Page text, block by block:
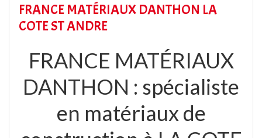
FRANCE MATÉRIAUX DANTHON LA
COTE ST ANDRE
FRANCE MATÉRIAUX
DANTHON : spécialiste
en matériaux de